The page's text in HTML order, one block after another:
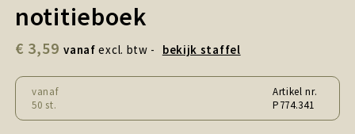
Snoepgoed en Koek
Sport, Spel en Speelgoed
Strand en Zomer
Technologie
notitieboek
€ 3,59 vanaf excl. btw - bekijk staffel
vanaf
50 st.
Artikel nr.
P774.341